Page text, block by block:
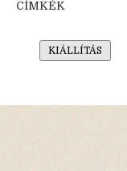
CÍMKÉK
KIÁLLÍTÁS